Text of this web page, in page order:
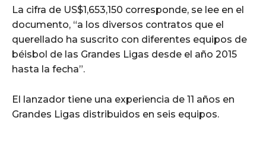
La cifra de US$1,653,150 corresponde, se lee en el
documento, “a los diversos contratos que el
querellado ha suscrito con diferentes equipos de
béisbol de las Grandes Ligas desde el año 2015
hasta la fecha”.
El lanzador tiene una experiencia de 11 años en
Grandes Ligas distribuidos en seis equipos.